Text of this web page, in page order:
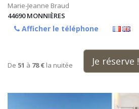
Marie-Jeanne Braud
44690 MONNIÈRES
Afficher le téléphone
De 51 à 78 € la nuitée Je réserve !